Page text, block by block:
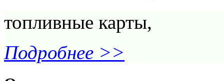
топливные карты,
Подробнее >>